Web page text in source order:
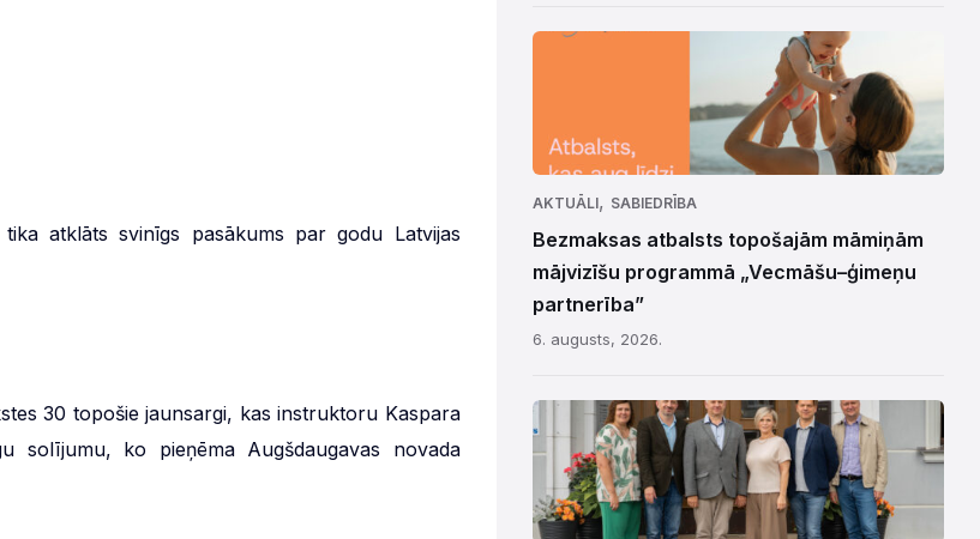
atklāts svinīgs pasākums par godu Latvijas
30 topošie jaunsargi, kas instruktoru Kaspara
solījumu, ko pieņēma Augšdaugavas novada
AKTUĀLI, SABIEDRĪBA
Bezmaksas atbalsts topošajām māmiņām
mājvizīšu programmā „Vecmāšu–ģimeņu
partnerība”
6. augusts, 2026.